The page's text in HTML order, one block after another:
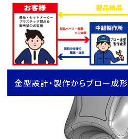
金型設計・製作からブロー成